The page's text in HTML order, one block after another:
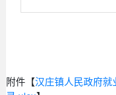
附件【汉庄镇人民政府就